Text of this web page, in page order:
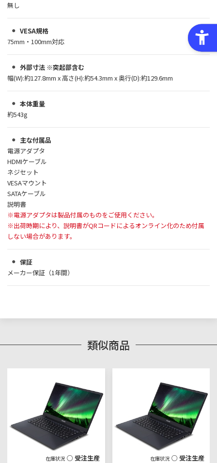
無し
VESA規格
75mm・100mm対応
外部寸法 ※突起部含む
幅(W):約127.8mm x 高さ(H):約54.3mm x 奥行(D):約129.6mm
本体重量
約543g
主な付属品
電源アダプタ
HDMIケーブル
ネジセット
VESAマウント
SATAケーブル
説明書
※電源アダプタは製品付属のものをご使用ください。
※出荷時期により、説明書がQRコードによるオンライン化のため付属
しない場合があります。
保証
メーカー保証（1年間）
類似商品
○ 受注生産 ○ 受注生産